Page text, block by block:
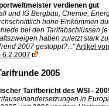
verdienen gut
und IG Bergbau, Chemie,
hohe Einkommen
bei den Tarifabschlüssen
haben zuletzt stark
2007 gestoppt?..."Artikel
6.2.2007
2005
Tarifbericht des WSI -
in